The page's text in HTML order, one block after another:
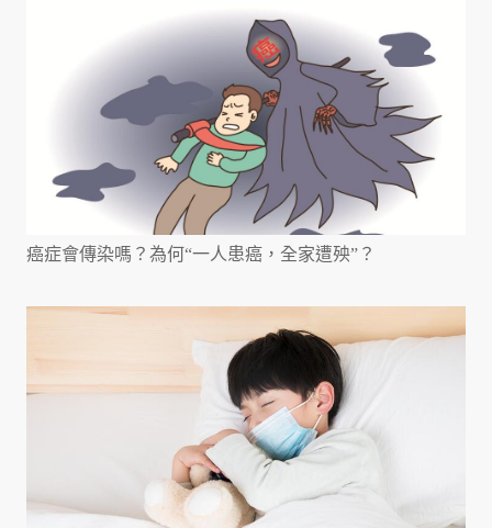
癌症會傳染嗎？為何“一人患癌，全家遭殃”？